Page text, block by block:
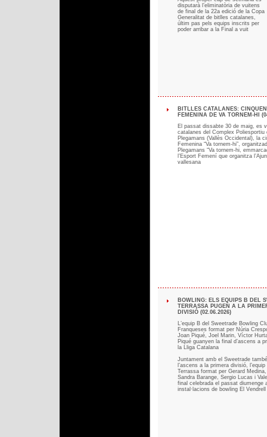
disputarà l’eliminatòria de vuitens
de final de la 22a edició de la Copa
Generalitat de bitlles catalanes,
últim pas pels equips inscrits per
poder arribar a la Final a vuit
BITLLES CATALANES:
FEMENINA DE VA TORNEM-HI
El passat dissabte 30 de maig, es
catalanes del Complex
Plegamans (Vallès Occidental), la
Femenina “Va tornem-hi”,
Plegamans “Va tornem-hi,
l’Esport Femení que organitza
vallesana
BOWLING: ELS EQUIPS B DEL
TERRASSA PUGEN A LA
DIVISIÓ (02.06.2026)
L’equip B del Sweetrade Bowling
Franqueses format per Núria
Joan Piqué, Joel Marin, Víctor
Piqué guanyen la final d’ascens a
la Lliga Catalana
Juntament amb el Sweetrade
l’ascens a la primera divisió,
Terrassa format per Gerard
Sandra Barange, Sergio Lucas i
final celebrada el passat diumenge
instal·lacions de bowling El Vendrell